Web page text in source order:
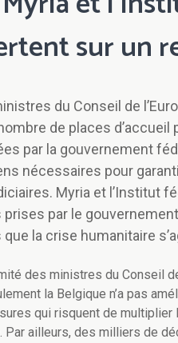
sur un
du Conseil de
de places
par la gouvernement
nécessaires pour
Myria et l’Institut
par le
la crise humanitaire
des ministres du Conseil
la Belgique n’a pas
qui risquent de
Par ailleurs, des milliers de